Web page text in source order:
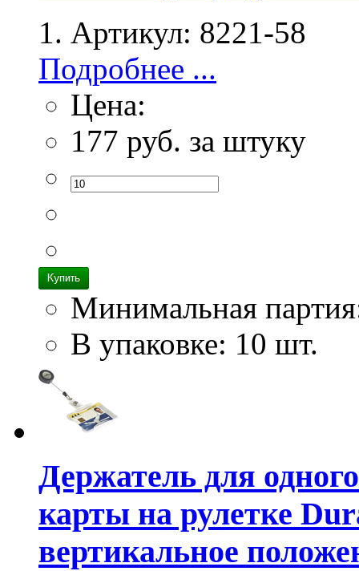
Артикул: 8221-58
Подробнее ...
Цена:
177 руб. за штуку
Минимальная
В упаковке: 10 шт.
Держатель для
карты на рулетке
вертикальное